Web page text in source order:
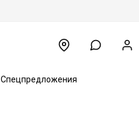
Спецпредложения